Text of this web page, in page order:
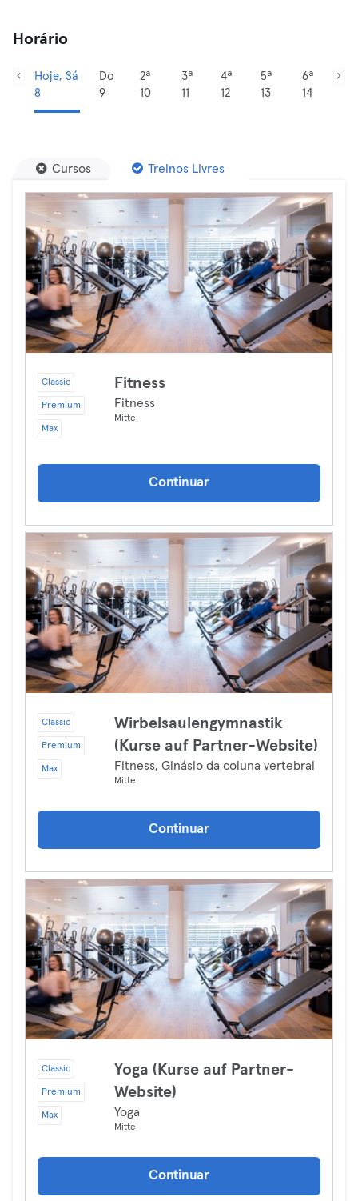
Horário
Hoje, Sá
8
Do
9
2ª
10
3ª
11
4ª
12
5ª
13
6ª
14
Cursos Treinos Livres
Classic
Premium
Max
Fitness
Fitness
Mitte
Continuar
Classic
Premium
Max
Wirbelsaulengymnastik
(Kurse auf Partner-Website)
Fitness, Ginásio da coluna vertebral
Mitte
Continuar
Classic
Premium
Max
Yoga (Kurse auf Partner-
Website)
Yoga
Mitte
Continuar